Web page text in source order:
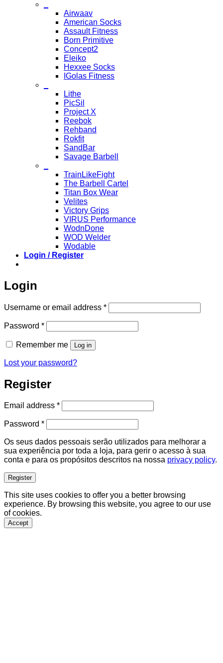
Airwaav
American Socks
Assault Fitness
Born Primitive
Concept2
Eleiko
Hexxee Socks
IGolas Fitness
Lithe
PicSil
Project X
Reebok
Rehband
Rokfit
SandBar
Savage Barbell
TrainLikeFight
The Barbell Cartel
Titan Box Wear
Velites
Victory Grips
VIRUS Performance
WodnDone
WOD Welder
Wodable
Login / Register
Login
Username or email address *Required
Password *Required
Remember me Log in
Lost your password?
Register
Email address *Required
Password *Required
Os seus dados pessoais serão utilizados para melhorar a
sua experiência por toda a loja, para gerir o acesso à sua
conta e para os propósitos descritos na nossa privacy policy.
Register
This site uses cookies to offer you a better browsing
experience. By browsing this website, you agree to our use
of cookies.
Accept